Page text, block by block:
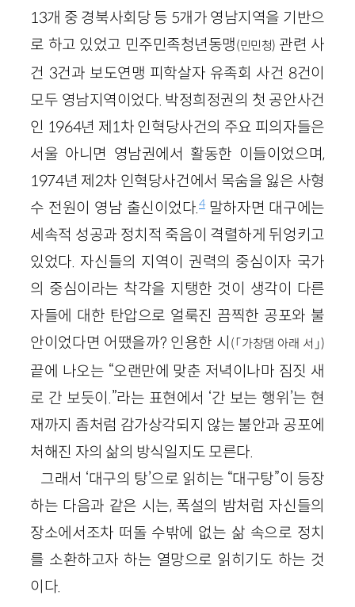
13개 중 경북사회당 등 5개가 영남지역을 기반으
로 하고 있었고 민주민족청년동맹(민민청) 관련 사
건 3건과 보도연맹 피학살자 유족회 사건 8건이
모두 영남지역이었다. 박정희정권의 첫 공안사건
인 1964년 제1차 인혁당사건의 주요 피의자들은
서울 아니면 영남권에서 활동한 이들이었으며,
1974년 제2차 인혁당사건에서 목숨을 잃은 사형
수 전원이 영남 출신이었다.4말하자면 대구에는
세속적 성공과 정치적 죽음이 격렬하게 뒤엉키고
있었다. 자신들의 지역이 권력의 중심이자 국가
의 중심이라는 착각을 지탱한 것이 생각이 다른
자들에 대한 탄압으로 얼룩진 끔찍한 공포와 불
안이었다면 어땠을까? 인용한 시 (「가창댐 아래 서」)
끝에 나오는 “오랜만에 맞춘 저녁이나마 짐짓 새
로 간 보듯이.”라는 표현에서 ‘간 보는 행위’는 현
재까지 좀처럼 감가상각되지 않는 불안과 공포에
처해진 자의 삶의 방식일지도 모른다.
그래서 ‘대구의 탕’으로 읽히는 “대구탕”이 등장
하는 다음과 같은 시는, 폭설의 밤처럼 자신들의
장소에서조차 떠돌 수밖에 없는 삶 속으로 정치
를 소환하고자 하는 열망으로 읽히기도 하는 것
이다.